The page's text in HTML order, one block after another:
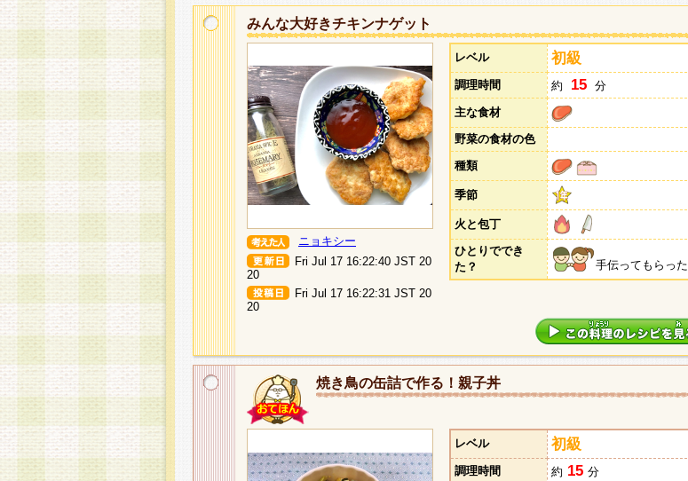
みんな大好きチキンナゲット
ニョキシー
Fri Jul 17 16:22:40 JST 20
20
Fri Jul 17 16:22:31 JST 20
20
レベル 初級
調理時間 約 15 分
主な食材
野菜の食材の色
種類
季節
火と包丁
ひとりででき
た？
手伝ってもらった
焼き鳥の缶詰で作る！親子丼
レベル 初級
調理時間 約 15 分